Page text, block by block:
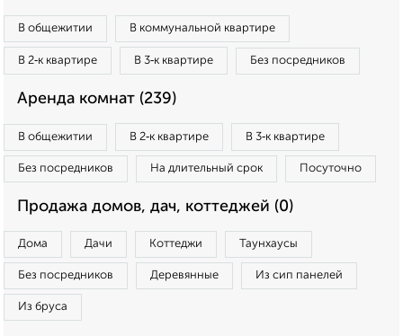
В общежитии В коммунальной квартире
В 2‑к квартире В 3‑к квартире Без посредников
Аренда комнат (239)
В общежитии В 2‑к квартире В 3‑к квартире
Без посредников На длительный срок Посуточно
Продажа домов, дач, коттеджей (0)
Дома Дачи Коттеджи Таунхаусы
Без посредников Деревянные Из сип панелей
Из бруса